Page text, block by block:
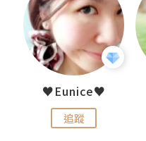
♥Eunice♥
追蹤